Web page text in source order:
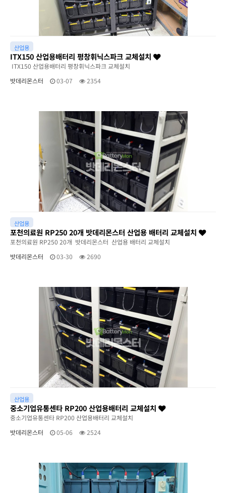
산업용
ITX150 산업용배터리 평창휘닉스파크 교체설치
ITX150 산업용배터리 평창휘닉스파크 교체설치
밧데리몬스터
03-07 2354
산업용
포천의료원 RP250 20개 밧데리몬스터 산업용 배터리 교체설치
포천의료원 RP250 20개 밧데리몬스터 산업용 배터리 교체설치
밧데리몬스터
03-30 2690
산업용
중소기업유통센타 RP200 산업용배터리 교체설치
중소기업유통센타 RP200 산업용배터리 교체설치
밧데리몬스터
05-06 2524